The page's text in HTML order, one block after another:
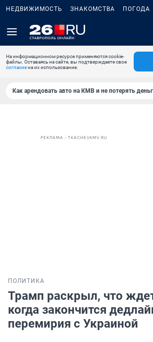
НЕДВИЖИМОСТЬ ЗНАКОМСТВА ПОГОДА
На информационном ресурсе применяются cookie-
файлы. Оставаясь на сайте, вы подтверждаете свое
согласиена их использование.
Как арендовать авто на КМВ и не потерять
РЕКЛАМА • TKACHEVKMV.RU
ПОЛИТИКА
Трамп раскрыл, что
когда закончится
перемирия с Украиной